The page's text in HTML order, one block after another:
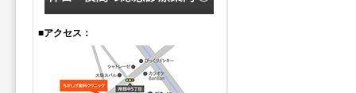
■アクセス：